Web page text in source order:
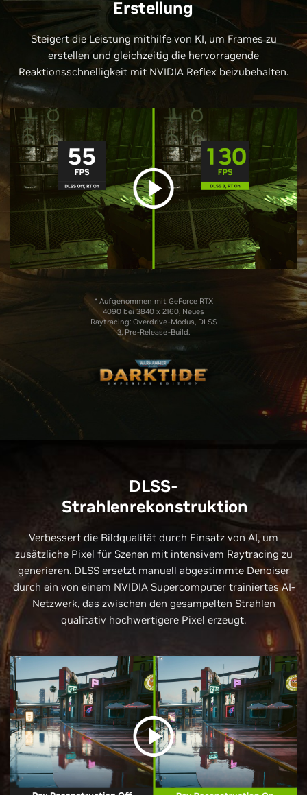
Erstellung
Steigert die Leistung mithilfe von KI, um Frames zu
erstellen und gleichzeitig die hervorragende
Reaktionsschnelligkeit mit NVIDIA Reflex beizubehalten.
* Aufgenommen mit GeForce RTX
4090 bei 3840 x 2160, Neues
Raytracing: Overdrive-Modus, DLSS
3, Pre-Release-Build.
DLSS-
Strahlenrekonstruktion
Verbessert die Bildqualität durch Einsatz von AI, um
zusätzliche Pixel für Szenen mit intensivem Raytracing zu
generieren. DLSS ersetzt manuell abgestimmte Denoiser
durch ein von einem NVIDIA Supercomputer trainiertes AI-
Netzwerk, das zwischen den gesampelten Strahlen
qualitativ hochwertigere Pixel erzeugt.